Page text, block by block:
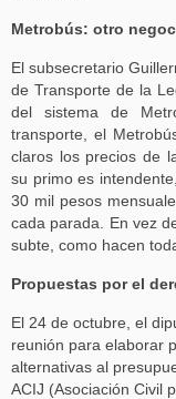
Metrobús: otro
El subsecretario
de Transporte de la
del sistema de
transporte, el
claros los precios de
su primo es
30 mil pesos
cada parada. En vez
subte, como hacen
Propuestas por el
El 24 de octubre, el
reunión para elaborar
alternativas al
ACIJ (Asociación Civil